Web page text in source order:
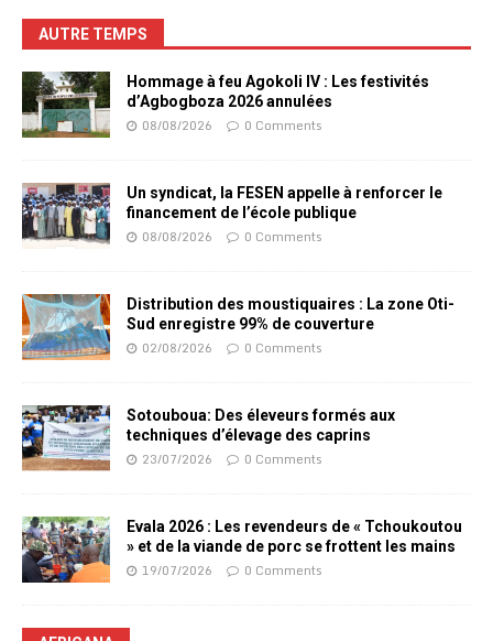
AUTRE TEMPS
Hommage à feu Agokoli IV : Les festivités
d’Agbogboza 2026 annulées
08/08/2026 0 Comments
Un syndicat, la FESEN appelle à renforcer le
financement de l’école publique
08/08/2026 0 Comments
Distribution des moustiquaires : La zone Oti-
Sud enregistre 99% de couverture
02/08/2026 0 Comments
Sotouboua: Des éleveurs formés aux
techniques d’élevage des caprins
23/07/2026 0 Comments
Evala 2026 : Les revendeurs de « Tchoukoutou
» et de la viande de porc se frottent les mains
19/07/2026 0 Comments